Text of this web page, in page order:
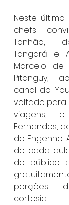
Neste
chefs
Tonhão,
Tangará e
Marcelo de
Pitanguy,
canal do
voltado para
viagens,
Fernandes,
do
de cada
do público
porções
cortesia.